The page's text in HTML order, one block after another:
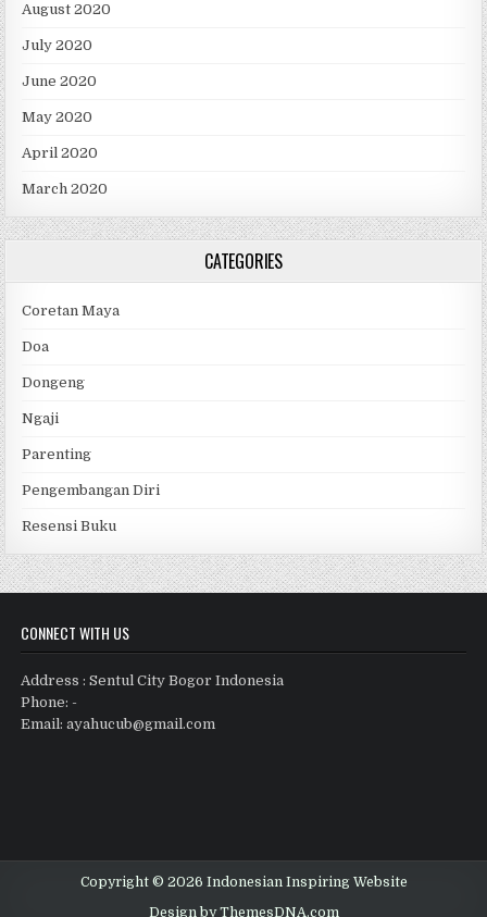
August 2020
July 2020
June 2020
May 2020
April 2020
March 2020
CATEGORIES
Coretan Maya
Doa
Dongeng
Ngaji
Parenting
Pengembangan Diri
Resensi Buku
CONNECT WITH US
Address : Sentul City Bogor Indonesia
Phone: -
Email: ayahucub@gmail.com
Copyright © 2026 Indonesian Inspiring Website
Design by ThemesDNA.com